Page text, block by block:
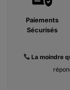
Paiements
Sécurisés
La moindre